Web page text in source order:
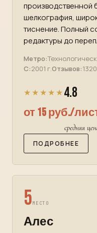
производственной
шелкография,
тиснение. Полный
редактуры до
Метро:
С:2001 г.Отзывов:1320
★★★★★ 4.8
от 15 руб./
средняя
ПОДРОБНЕЕ
5МЕСТО
Алес